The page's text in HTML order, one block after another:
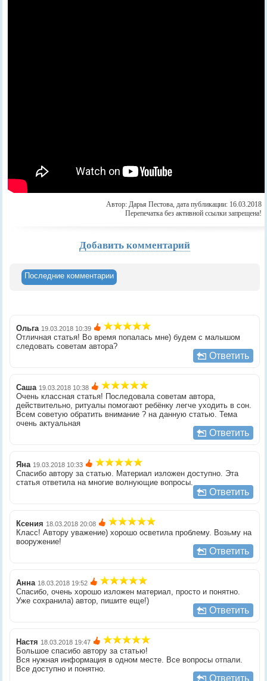
Автор: Дарья Пестова, дата публикации: 16.03.2018
Перепечатка без активной ссылки запрещена!
Добавить комментарий
Последние комментарии
Ольга 19.03.2018 10:39
Отличная статья! Во время попалась мне) будем с малышом
следовать советам автора?
Ответить
Саша 19.03.2018 10:38
Очень классная статья! Последовала советам автора,
действительно, ритуалы помогают ребёнку легче уходить в сон.
Всем советую обратить внимание ? на данную статью. Тема
очень актуальная
Ответить
Яна 19.03.2018 10:33
Спасибо автору за статью. Материал изложен доступно. Эта
статья ответила на многие волнующие вопросы.
Ответить
Ксения 18.03.2018 20:08
Класс! Автору уважение) хорошо осветила проблему. Возьму на
вооружение!
Ответить
Анна 18.03.2018 19:52
Спасибо, очень хорошо изложен материал, просто и понятно.
Уже сохранила) автор, пишите еще!)
Ответить
Настя 18.03.2018 19:47
Большое спасибо автору за статью!
Вся нужная информация в одном месте. Все вопросы отпали.
Все доступно и понятно.
Ответить